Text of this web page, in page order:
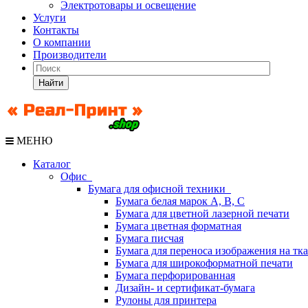
Электротовары и освещение
Услуги
Контакты
О компании
Производители
Найти
МЕНЮ
Каталог
Офис
Бумага для офисной техники
Бумага белая марок А, В, С
Бумага для цветной лазерной печати
Бумага цветная форматная
Бумага писчая
Бумага для переноса изображения на
Бумага для широкоформатной печати
Бумага перфорированная
Дизайн- и сертификат-бумага
Рулоны для принтера